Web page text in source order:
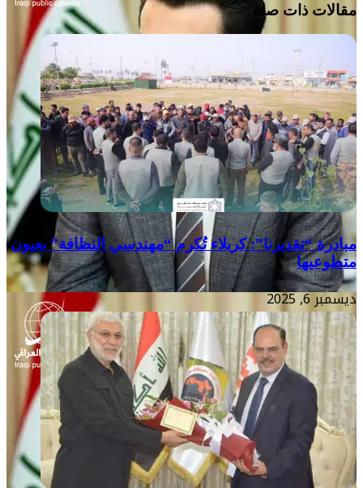
مقالات ذات صلة
مبادرة “تقديرنا”: كربلاء تُكرم “مهندسي النظافة” بعيون
متطوعيها
ديسمبر 6, 2025